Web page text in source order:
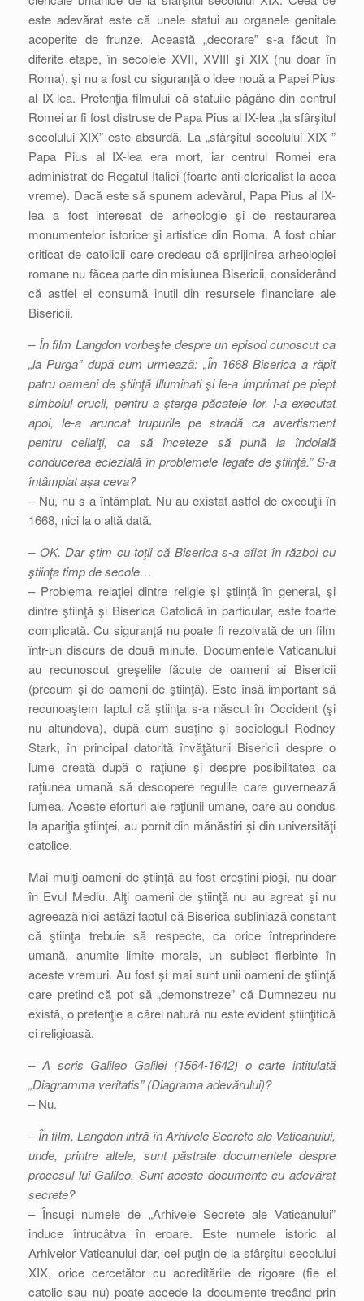
este adevărat este că unele statui au organele genitale
acoperite de frunze. Această „decorare” s-a făcut în
diferite etape, în secolele XVII, XVIII şi XIX (nu doar în
Roma), şi nu a fost cu siguranţă o idee nouă a Papei Pius
al IX-lea. Pretenţia filmului că statuile păgâne din centrul
Romei ar fi fost distruse de Papa Pius al IX-lea „la sfârşitul
secolului XIX” este absurdă. La „sfârşitul secolului XIX ”
Papa Pius al IX-lea era mort, iar centrul Romei era
administrat de Regatul Italiei (foarte anti-clericalist la acea
vreme). Dacă este să spunem adevărul, Papa Pius al IX-
lea a fost interesat de arheologie şi de restaurarea
monumentelor istorice şi artistice din Roma. A fost chiar
criticat de catolicii care credeau că sprijinirea arheologiei
romane nu făcea parte din misiunea Bisericii, considerând
că astfel el consumă inutil din resursele financiare ale
Bisericii.
– În film Langdon vorbeşte despre un episod cunoscut ca
„la Purga” după cum urmează: „În 1668 Biserica a răpit
patru oameni de ştiinţă Illuminati şi le-a imprimat pe piept
simbolul crucii, pentru a şterge păcatele lor. I-a executat
apoi, le-a aruncat trupurile pe stradă ca avertisment
pentru ceilalţi, ca să înceteze să pună la îndoială
conducerea eclezială în problemele legate de ştiinţă.” S-a
întâmplat aşa ceva?
– Nu, nu s-a întâmplat. Nu au existat astfel de execuţii în
1668, nici la o altă dată.
– OK. Dar ştim cu toţii că Biserica s-a aflat în război cu
ştiinţa timp de secole…
– Problema relaţiei dintre religie şi ştiinţă în general, şi
dintre ştiinţă şi Biserica Catolică în particular, este foarte
complicată. Cu siguranţă nu poate fi rezolvată de un film
într-un discurs de două minute. Documentele Vaticanului
au recunoscut greşelile făcute de oameni ai Bisericii
(precum şi de oameni de ştiinţă). Este însă important să
recunoaştem faptul că ştiinţa s-a născut în Occident (şi
nu altundeva), după cum susţine şi sociologul Rodney
Stark, în principal datorită învăţăturii Bisericii despre o
lume creată după o raţiune şi despre posibilitatea ca
raţiunea umană să descopere regulile care guvernează
lumea. Aceste eforturi ale raţiunii umane, care au condus
la apariţia ştiinţei, au pornit din mănăstiri şi din universităţi
catolice.
Mai mulţi oameni de ştiinţă au fost creştini pioşi, nu doar
în Evul Mediu. Alţi oameni de ştiinţă nu au agreat şi nu
agreează nici astăzi faptul că Biserica subliniază constant
că ştiinţa trebuie să respecte, ca orice întreprindere
umană, anumite limite morale, un subiect fierbinte în
aceste vremuri. Au fost şi mai sunt unii oameni de ştiinţă
care pretind că pot să „demonstreze” că Dumnezeu nu
există, o pretenţie a cărei natură nu este evident ştiinţifică
ci religioasă.
– A scris Galileo Galilei (1564-1642) o carte intitulată
„Diagramma veritatis” (Diagrama adevărului)?
– Nu.
– În film, Langdon intră în Arhivele Secrete ale Vaticanului,
unde, printre altele, sunt păstrate documentele despre
procesul lui Galileo. Sunt aceste documente cu adevărat
secrete?
– Însuşi numele de „Arhivele Secrete ale Vaticanului”
induce întrucâtva în eroare. Este numele istoric al
Arhivelor Vaticanului dar, cel puţin de la sfârşitul secolului
XIX, orice cercetător cu acreditările de rigoare (fie el
catolic sau nu) poate accede la documente trecând prin